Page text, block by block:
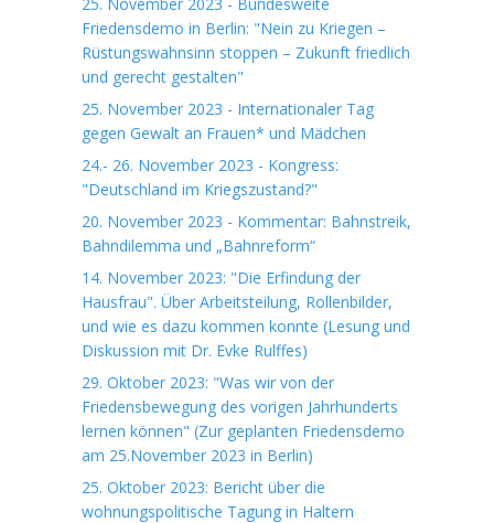
Friedensdemo in Berlin: "Nein zu Kriegen –
Rüstungswahnsinn stoppen – Zukunft friedlich
und gerecht gestalten"
25. November 2023 - Internationaler Tag
gegen Gewalt an Frauen* und Mädchen
24.- 26. November 2023 - Kongress:
"Deutschland im Kriegszustand?"
20. November 2023 - Kommentar: Bahnstreik,
Bahndilemma und „Bahnreform“
14. November 2023: "Die Erfindung der
Hausfrau". Über Arbeitsteilung, Rollenbilder,
und wie es dazu kommen konnte (Lesung und
Diskussion mit Dr. Evke Rulffes)
29. Oktober 2023: "Was wir von der
Friedensbewegung des vorigen Jahrhunderts
lernen können" (Zur geplanten Friedensdemo
am 25.November 2023 in Berlin)
25. Oktober 2023: Bericht über die
wohnungspolitische Tagung in Haltern